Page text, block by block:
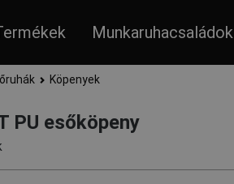
Munkaruhacsaládok
Köpenyek
PU esőköpeny